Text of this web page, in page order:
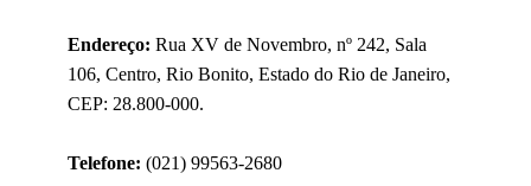
Endereço: Rua XV de Novembro, nº 242, Sala
106, Centro, Rio Bonito, Estado do Rio de Janeiro,
CEP: 28.800-000.
Telefone: (021) 99563-2680